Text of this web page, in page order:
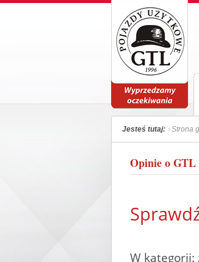
Jesteś tutaj: Strona
Opinie o GTL
W kategorii: